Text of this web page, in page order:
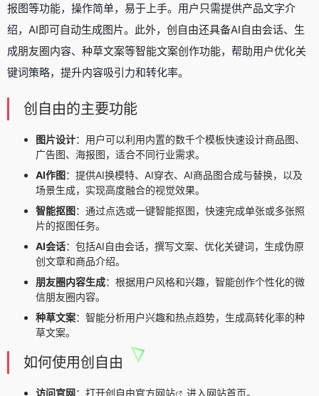
报图等功能，操作简单，易于上手。用户只需提供产品文字介
绍，AI即可自动生成图片。此外，创自由还具备AI自由会话、生
成朋友圈内容、种草文案等智能文案创作功能，帮助用户优化关
键词策略，提升内容吸引力和转化率。
创自由的主要功能
图片设计：用户可以利用内置的数千个模板快速设计商品图、
广告图、海报图，适合不同行业需求。
AI作图：提供AI换模特、AI穿衣、AI商品图合成与替换，以及
场景生成，实现高度融合的视觉效果。
智能抠图：通过点选或一键智能抠图，快速完成单张或多张照
片的抠图任务。
AI会话：包括AI自由会话，撰写文案、优化关键词，生成伪原
创文章和商品介绍。
朋友圈内容生成：根据用户风格和兴趣，智能创作个性化的微
信朋友圈内容。
种草文案：智能分析用户兴趣和热点趋势，生成高转化率的种
草文案。
如何使用创自由
访问官网：打开创自由官方网站 进入网站首页。